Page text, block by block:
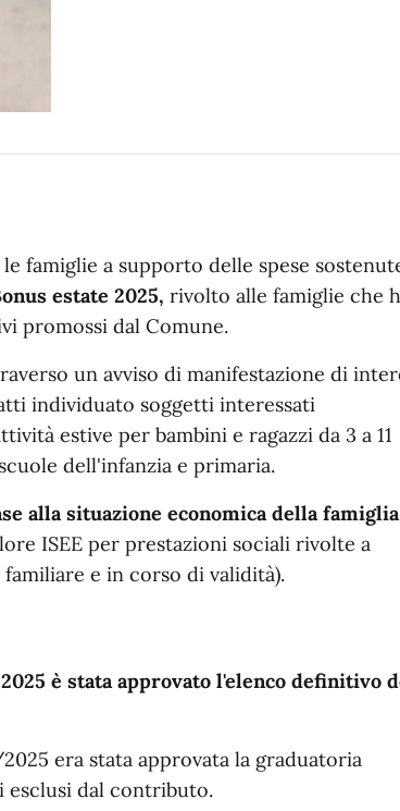
famiglie a supporto delle spese
estate 2025, rivolto alle famiglie che
promossi dal Comune.
un avviso di manifestazione di
individuato soggetti interessati
estive per bambini e ragazzi da 3 a 11
dell'infanzia e primaria.
alla situazione economica della famiglia
ISEE per prestazioni sociali rivolte a
e in corso di validità).
è stata approvato l'elenco definitivo
era stata approvata la graduatoria
esclusi dal contributo.